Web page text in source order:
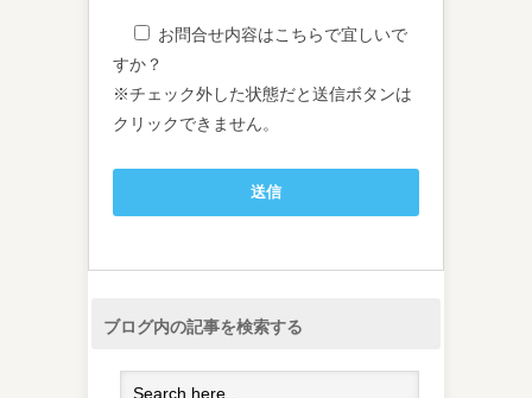
お問合せ内容はこちらで宜しいで
すか？
※チェック外した状態だと送信ボタンは
クリックできません。
ブログ内の記事を検索する